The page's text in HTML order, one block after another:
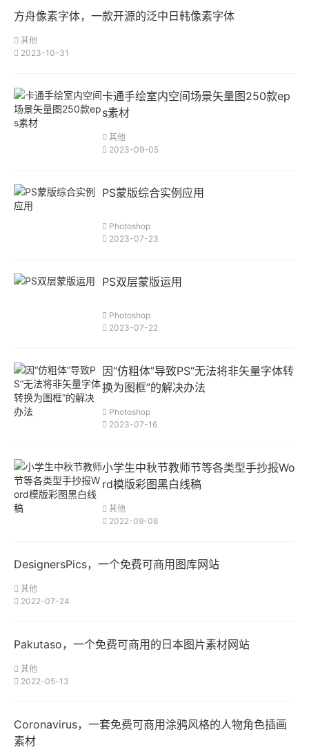
方舟像素字体，一款开源的泛中日韩像素字体
其他
2023-10-31
卡通手绘室内空间场景矢量图250款ep
s素材
其他
2023-09-05
PS蒙版综合实例应用
Photoshop
2023-07-23
PS双层蒙版运用
Photoshop
2023-07-22
因“仿粗体”导致PS“无法将非矢量字体转
换为图框”的解决办法
Photoshop
2023-07-16
小学生中秋节教师节等各类型手抄报Wo
rd模版彩图黑白线稿
其他
2022-09-08
DesignersPics，一个免费可商用图库网站
其他
2022-07-24
Pakutaso，一个免费可商用的日本图片素材网站
其他
2022-05-13
Coronavirus，​一套免费可商用涂鸦风格的人物角色插画
素材